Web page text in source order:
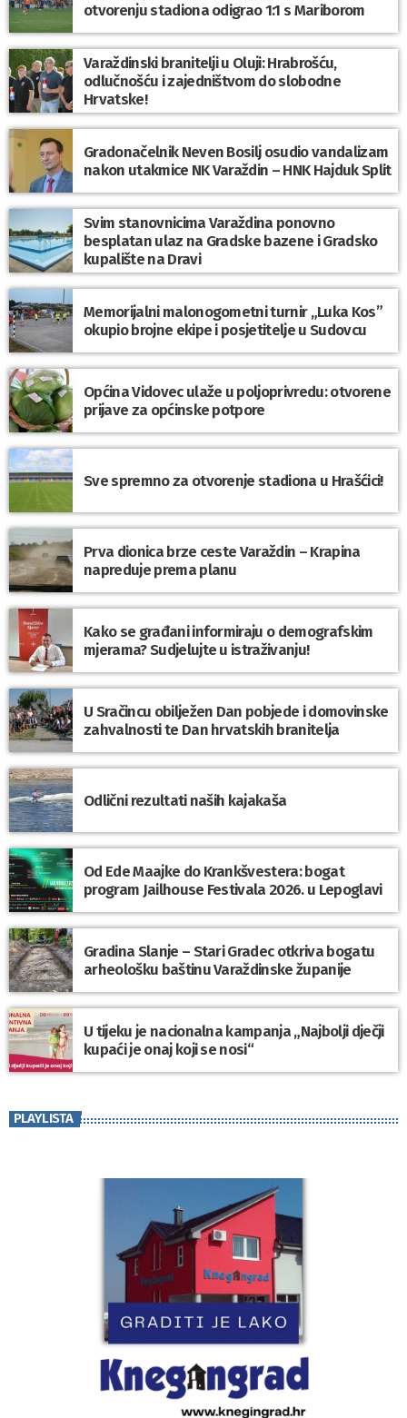
otvorenju stadiona odigrao 1:1 s Mariborom
Varaždinski branitelji u Oluji: Hrabrošću,
odlučnošću i zajedništvom do slobodne
Hrvatske!
Gradonačelnik Neven Bosilj osudio vandalizam
nakon utakmice NK Varaždin – HNK Hajduk Split
Svim stanovnicima Varaždina ponovno
besplatan ulaz na Gradske bazene i Gradsko
kupalište na Dravi
Memorijalni malonogometni turnir „Luka Kos”
okupio brojne ekipe i posjetitelje u Sudovcu
Općina Vidovec ulaže u poljoprivredu: otvorene
prijave za općinske potpore
Sve spremno za otvorenje stadiona u Hrašćici!
Prva dionica brze ceste Varaždin – Krapina
napreduje prema planu
Kako se građani informiraju o demografskim
mjerama? Sudjelujte u istraživanju!
U Sračincu obilježen Dan pobjede i domovinske
zahvalnosti te Dan hrvatskih branitelja
Odlični rezultati naših kajakaša
Od Ede Maajke do Krankšvestera: bogat
program Jailhouse Festivala 2026. u Lepoglavi
Gradina Slanje – Stari Gradec otkriva bogatu
arheološku baštinu Varaždinske županije
U tijeku je nacionalna kampanja „Najbolji dječji
kupaći je onaj koji se nosi“
PLAYLISTA